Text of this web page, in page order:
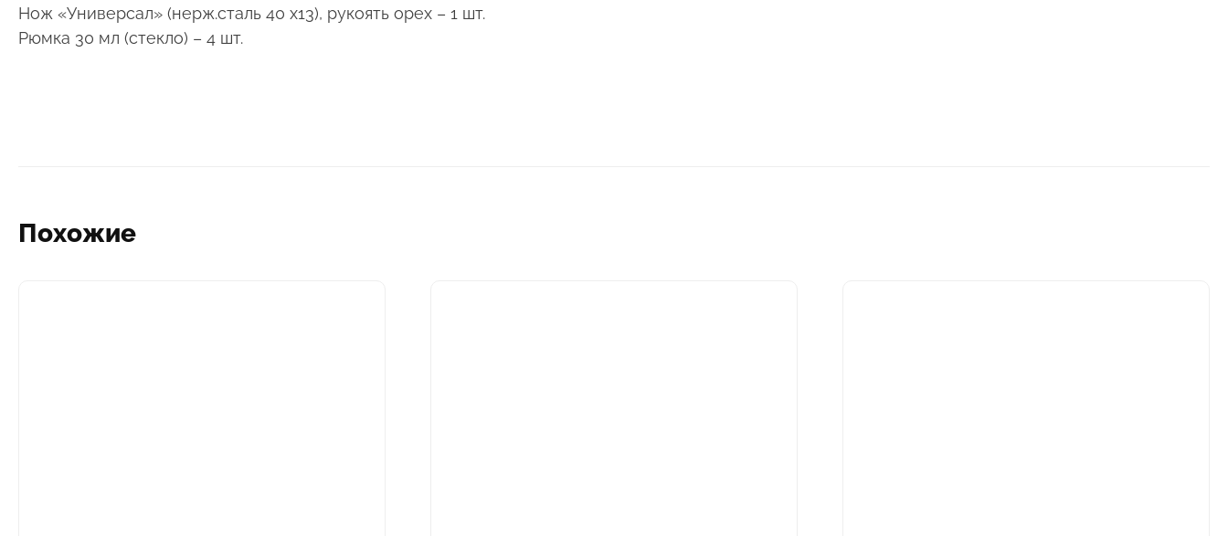
Нож «Универсал» (нерж.сталь 40 х13), рукоять орех – 1 шт.
Рюмка 30 мл (стекло) – 4 шт.
Похожие